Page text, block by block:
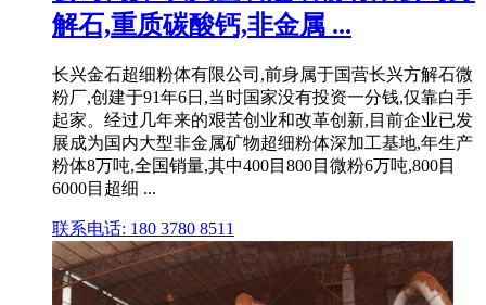
解石,重质碳酸钙,非金属 ...
长兴金石超细粉体有限公司,前身属于国营长兴方解石微
粉厂,创建于91年6日,当时国家没有投资一分钱,仅靠白手
起家。经过几年来的艰苦创业和改革创新,目前企业已发
展成为国内大型非金属矿物超细粉体深加工基地,年生产
粉体8万吨,全国销量,其中400目800目微粉6万吨,800目
6000目超细 ...
联系电话: 180 3780 8511